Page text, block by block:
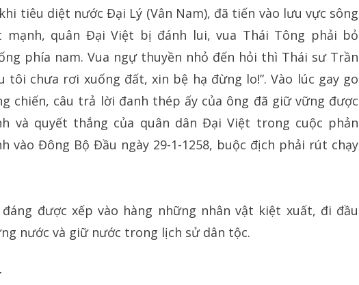
tiêu diệt nước Đại Lý (Vân Nam), đã tiến vào lưu vực sông
mạnh, quân Đại Việt bị đánh lui, vua Thái Tông phải bỏ
phía nam. Vua ngự thuyền nhỏ đến hỏi thì Thái sư Trần
tôi chưa rơi xuống đất, xin bệ hạ đừng lo!”. Vào lúc gay go
chiến, câu trả lời đanh thép ấy của ông đã giữ vững được
và quyết thắng của quân dân Đại Việt trong cuộc phản
vào Đông Bộ Đầu ngày 29-1-1258, buộc địch phải rút chạy
được xếp vào hàng những nhân vật kiệt xuất, đi đầu
nước và giữ nước trong lịch sử dân tộc.